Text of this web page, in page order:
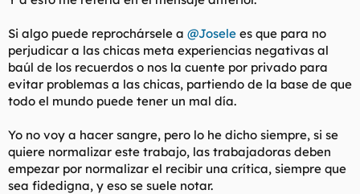
Si algo puede reprochársele a @Josele es que para no
perjudicar a las chicas meta experiencias negativas al
baúl de los recuerdos o nos la cuente por privado para
evitar problemas a las chicas, partiendo de la base de que
todo el mundo puede tener un mal día.
Yo no voy a hacer sangre, pero lo he dicho siempre, si se
quiere normalizar este trabajo, las trabajadoras deben
empezar por normalizar el recibir una crítica, siempre que
sea fidedigna, y eso se suele notar.